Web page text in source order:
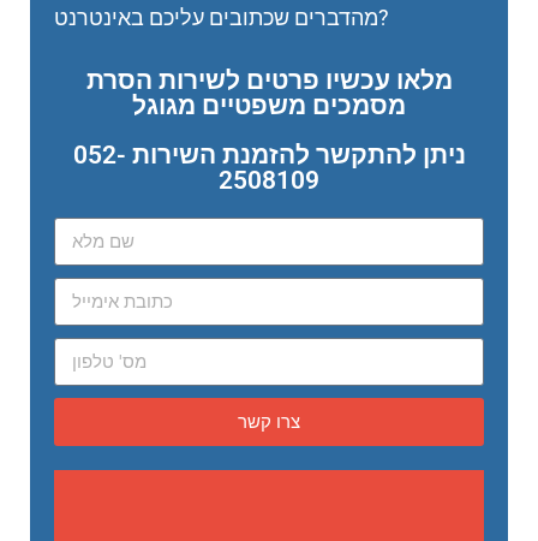
מהדברים שכתובים עליכם באינטרנט?
מלאו עכשיו פרטים לשירות הסרת
מסמכים משפטיים מגוגל
ניתן להתקשר להזמנת השירות 052-
2508109
צרו קשר